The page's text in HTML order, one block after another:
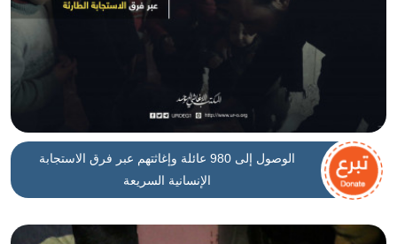
الوصول إلى 980 عائلة وإغاثتهم عبر فرق الاستجابة
الإنسانية السريعة